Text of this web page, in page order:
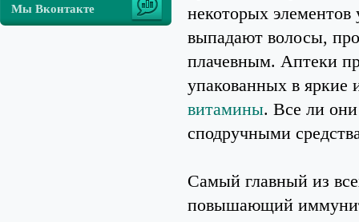
Мы Вконтакте
некоторых элементов
выпадают волосы,
плачевным. Аптеки
упакованных в яркие
витамины. Все ли
сподручными
Самый главный из
повышающий